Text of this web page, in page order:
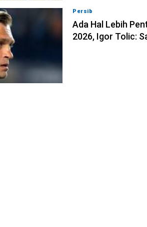
Persib
Ada Hal Lebih
2026, Igor Tolic: